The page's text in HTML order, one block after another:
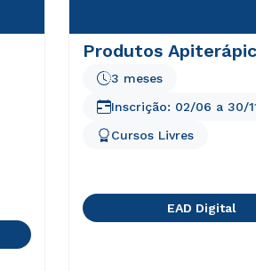
Produtos
3 meses
Cursos Livres
Inscrição: 02/06 a 30/
EAD Digital
da Cruzeiro do Sul.
da Cruzeiro do Sul.